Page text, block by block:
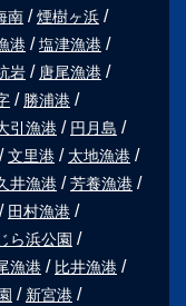
南
煙樹ヶ浜
港
塩津漁港
岩
唐尾漁港
勝浦港
引漁港
円月島
文里港
太地漁港
井漁港
芳養漁港
田村漁港
ら浜公園
漁港
比井漁港
新宮港